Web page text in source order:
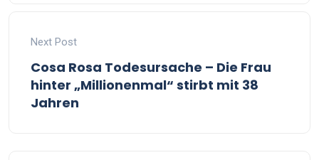
Next Post
Cosa Rosa Todesursache – Die Frau
hinter „Millionenmal“ stirbt mit 38
Jahren